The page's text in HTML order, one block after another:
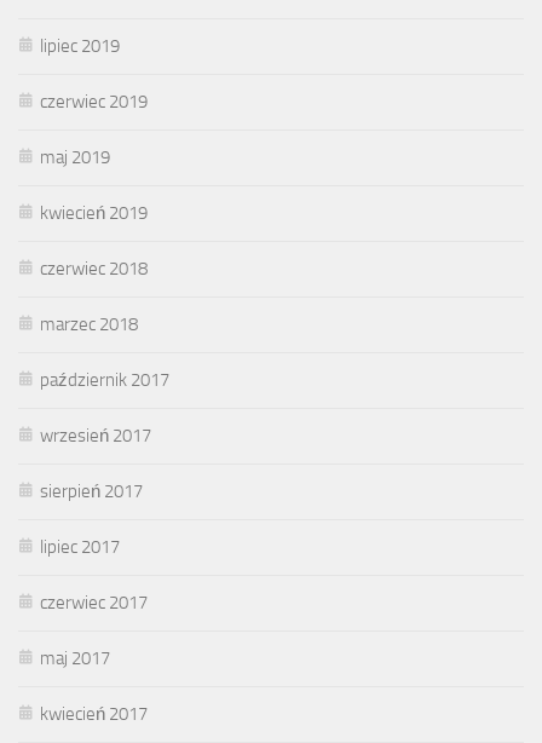
lipiec 2019
czerwiec 2019
maj 2019
kwiecień 2019
czerwiec 2018
marzec 2018
październik 2017
wrzesień 2017
sierpień 2017
lipiec 2017
czerwiec 2017
maj 2017
kwiecień 2017